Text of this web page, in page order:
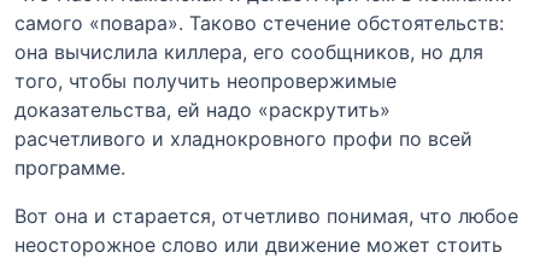
самого «повара». Таково стечение обстоятельств:
она вычислила киллера, его сообщников, но для
того, чтобы получить неопровержимые
доказательства, ей надо «раскрутить»
расчетливого и хладнокровного профи по всей
программе.
Вот она и старается, отчетливо понимая, что любое
неосторожное слово или движение может стоить